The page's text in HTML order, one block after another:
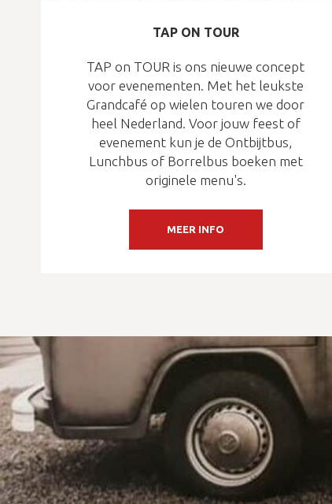
TAP ON TOUR
TAP on TOUR is ons nieuwe concept
voor evenementen. Met het leukste
Grandcafé op wielen touren we door
heel Nederland. Voor jouw feest of
evenement kun je de Ontbijtbus,
Lunchbus of Borrelbus boeken met
originele menu's.
MEER INFO